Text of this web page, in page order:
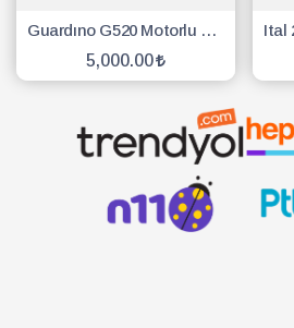
Guardıno G520 Motorlu Benzinli Testere
5,000.00